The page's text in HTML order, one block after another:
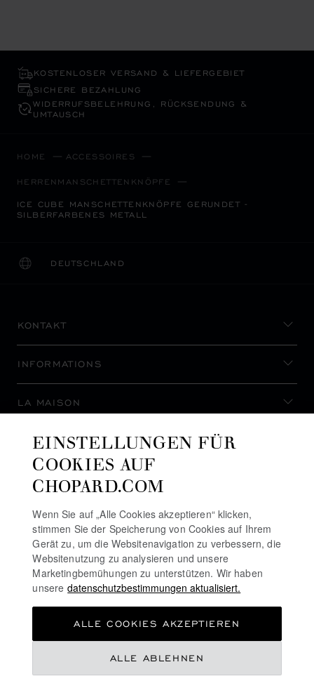
KOSTENLOSER VERSAND & LIEFERGEBIET
SICHERE BEZAHLUNG
WIDERRUFS­BELEHRUNG, RÜCKSENDUNG &
UMTAUSCH
HOME ACCESSOIRES
HERRENMANSCHETTENKNÖPFE
ICE CUBE MANSCHETTENKNÖPFE GERUNDET -
SILBERFARBENES METALL
DEUTSCHLAND
LOKALISIERUNG (LAND ÄNDERN)
LAND ÄNDERN
KONTAKT
INFORMATIONS
LA MAISON
AUF DEM LAUFENDEN BLEIBEN
NEWSLETTER ABONNIEREN
COOKIE-RICHTLINIE
EINSTELLUNGEN FÜR
COOKIES AUF
CHOPARD.COM
Wenn Sie auf „Alle Cookies akzeptieren“ klicken,
stimmen Sie der Speicherung von Cookies auf Ihrem
Gerät zu, um die Websitenavigation zu verbessern, die
Websitenutzung zu analysieren und unsere
Marketingbemühungen zu unterstützen. Wir haben
unsere datenschutzbestimmungen aktualisiert.
ALLE ABLEHNEN
ALLE COOKIES AKZEPTIEREN